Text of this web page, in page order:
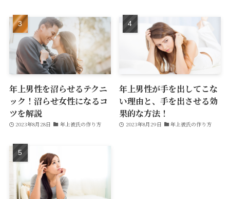
年上男性を沼らせるテクニ
ック！沼らせ女性になるコ
ツを解説
2023年8月28日 年上彼氏の作り方
年上男性が手を出してこな
い理由と、手を出させる効
果的な方法！
2023年8月29日 年上彼氏の作り方